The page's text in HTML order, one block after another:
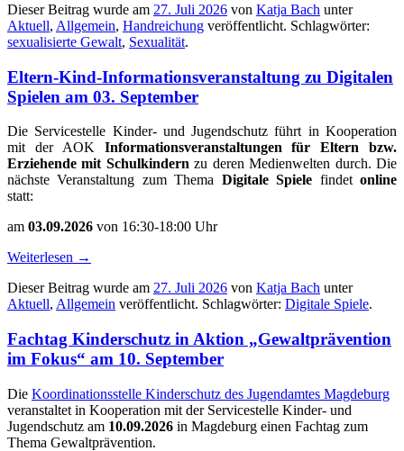
Dieser Beitrag wurde am 27. Juli 2026 von Katja Bach unter
Aktuell, Allgemein, Handreichung veröffentlicht. Schlagwörter:
sexualisierte Gewalt, Sexualität.
Eltern-Kind-Informationsveranstaltung zu Digitalen
Spielen am 03. September
Die Servicestelle Kinder- und Jugendschutz führt in Kooperation
mit der AOK Informationsveranstaltungen für Eltern bzw.
Erziehende mit Schulkindern zu deren Medienwelten durch. Die
nächste Veranstaltung zum Thema Digitale Spiele findetonline
statt:
am 03.09.2026 von 16:30-18:00 Uhr
Weiterlesen →
Dieser Beitrag wurde am 27. Juli 2026 von Katja Bach unter
Aktuell, Allgemein veröffentlicht. Schlagwörter: Digitale Spiele.
Fachtag Kinderschutz in Aktion „Gewaltprävention
im Fokus“ am 10. September
Die Koordinationsstelle Kinderschutz des Jugendamtes Magdeburg
veranstaltet in Kooperation mit der Servicestelle Kinder- und
Jugendschutz am 10.09.2026 in Magdeburg einen Fachtag zum
Thema Gewaltprävention.